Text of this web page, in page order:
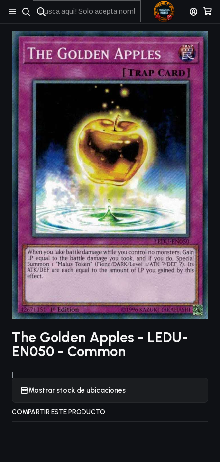
No olviden reportar sus depositos y transferencias por Whatsapp
The Golden Apples - LEDU-
EN050 - Common
|
Mostrar stock de ubicaciones
COMPARTIR ESTE PRODUCTO